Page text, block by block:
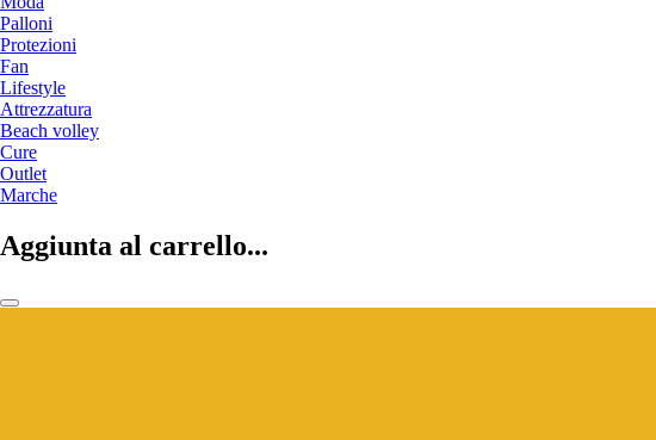
Palloni
Protezioni
Fan
Lifestyle
Attrezzatura
Beach volley
Cure
Outlet
Marche
Aggiunta al carrello...